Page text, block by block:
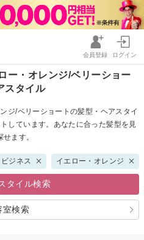
会員登録 ログイン
ー・オレンジ/ベリーショー
スタイル
ジ/ベリーショートの髪型・ヘアスタイ
しています。あなたに合った髪型を見
ます。
ビジネス イエロー・オレンジ
タイル検索
室検索